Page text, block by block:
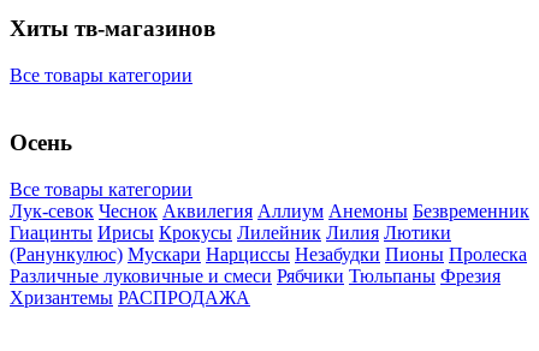
Хиты тв-магазинов
Все товары категории
Осень
Все товары категории
Лук-севок Чеснок Аквилегия Аллиум Анемоны Безвременник
Гиацинты Ирисы Крокусы Лилейник Лилия Лютики
(Ранункулюс) Мускари Нарцисcы Незабудки Пионы Пролеска
Различные луковичные и смеси Рябчики Тюльпаны Фрезия
Хризантемы РАСПРОДАЖА